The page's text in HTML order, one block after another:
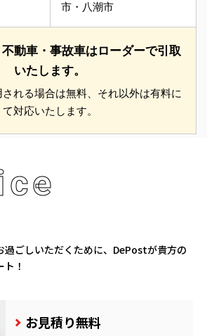
市・八潮市
動車・事故車はローダーで引取
いたします。
れる場合は無料、それ以外は有料に
て対応いたします。
ごしいただくために、 DePostが貴方の
！
お見積り無料